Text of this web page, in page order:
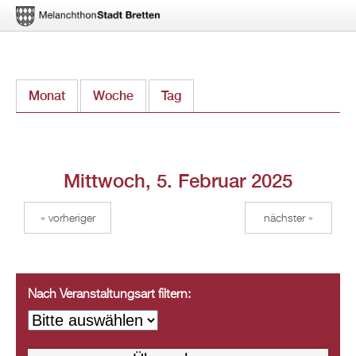
zum
Monat Woche Tag
Mittwoch, 5. Februar 2025
« vorheriger nächster »
Nach Veranstaltungsart filtern: